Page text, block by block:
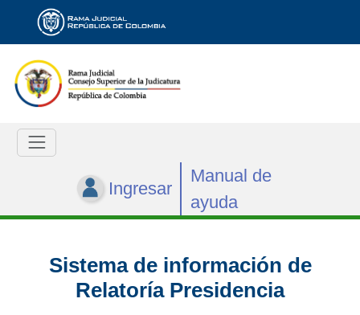
Ingresar
Manual de
ayuda
Sistema de información de
Relatoría Presidencia